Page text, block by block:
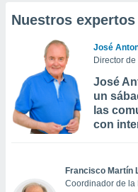
Nuestros expertos
José
Director
José
un
las
con
Francisco Martín
Coordinador de la